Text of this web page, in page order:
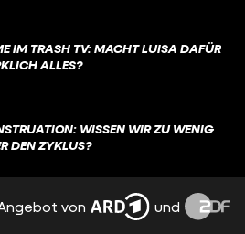
IM TRASH TV: MACHT LUISA DAFÜR
ALLES?
WISSEN WIR ZU WENIG
DEN ZYKLUS?
TRENNUNG,
PMS
von und